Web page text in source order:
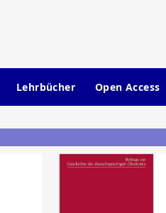
Lehrbücher Open Access